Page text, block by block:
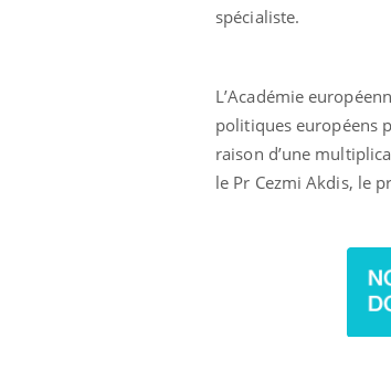
spécialiste.
L’Académie
politiques européens
raison d’une
le Pr Cezmi Akdis, le
Il y a des sujets qui sont faciles à
d'autres non ! D'un côté, poser
questions sur la maladie d'un